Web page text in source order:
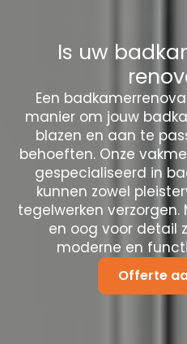
Is uw
Een
manier om jouw
blazen en aan te
behoeften. Onze
gespecialiseerd in
kunnen zowel
tegelwerken
en oog voor detail
moderne en
Offerte